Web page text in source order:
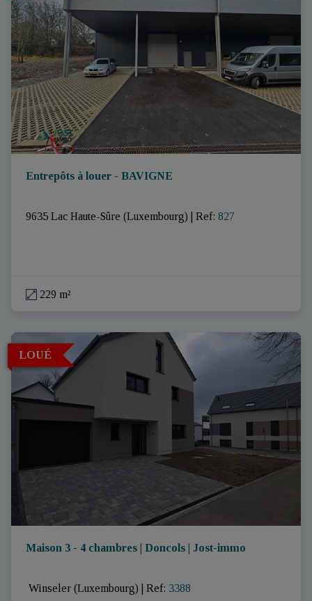
Entrepôts à louer - BAVIGNE
9635 Lac Haute-Sûre (Luxembourg) Ref: 827
229 m²
LOUÉ
Maison 3 - 4 chambres | Doncols | Jost-immo
Winseler (Luxembourg) Ref: 3388